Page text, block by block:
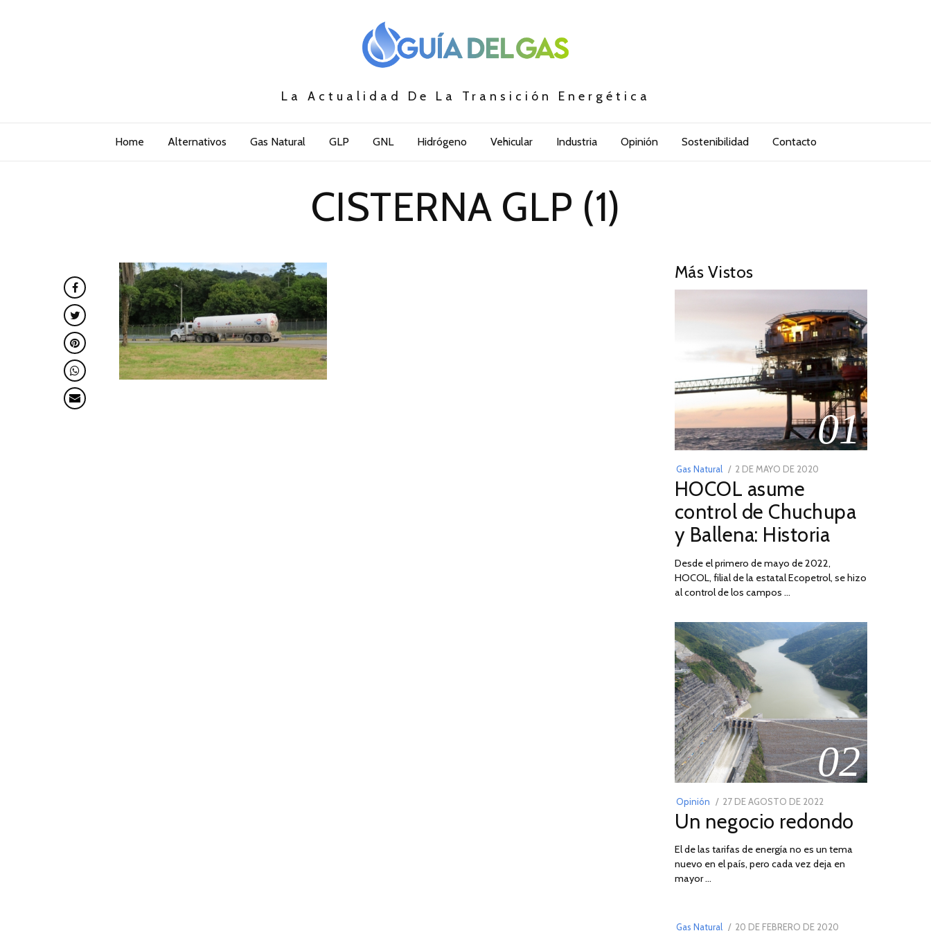
La Actualidad De La Transición Energética
Home Alternativos Gas Natural GLP GNL Hidrógeno Vehicular Industria Opinión Sostenibilidad Contacto
CISTERNA GLP (1)
Más Vistos
01
Gas Natural
POSTED
ON
2 DE MAYO DE 2020
DE
2026
HOCOL asume
control de Chuchupa
y Ballena: Historia
Desde el primero de mayo de 2022,
HOCOL, filial de la estatal Ecopetrol, se hizo
al control de los campos …
02
Opinión
POSTED
ON
27 DE AGOSTO DE 2022
DE
DE
2022
Un negocio redondo
El de las tarifas de energía no es un tema
nuevo en el país, pero cada vez deja en
mayor …
Gas Natural
POSTED
20 DE FEBRERO DE 2020